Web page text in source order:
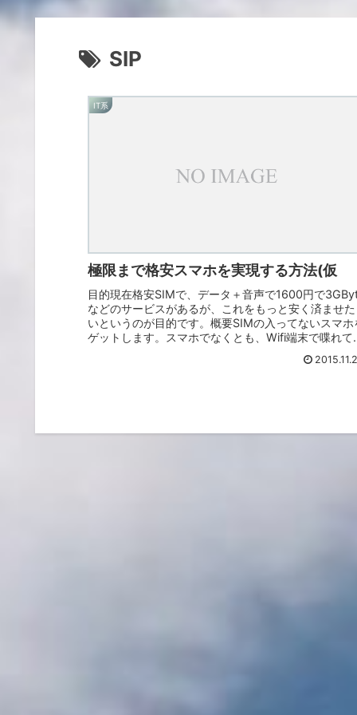
SIP
IT系
極限まで格安スマホを実現する方法(仮
目的現在格安SIMで、データ＋音声で1600円で
などのサービスがあるが、これをもっと安く済ませた
いというのが目的です。概要SIMの入ってないスマホ
ゲットします。スマホでなくとも、Wifi端末で喋れて